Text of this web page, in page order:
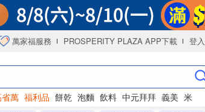
萬家福服務 PROSPERITY PLAZA APP下載 登入
萬 福利品 餅乾 泡麵 飲料 中元拜拜 義美 米